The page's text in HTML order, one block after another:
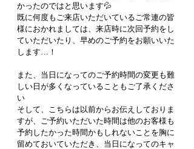
かったのではと思います💦
既に何度もご来店いただいているご常連の皆
様におかれましては、来店時に次回予約をし
ていただいたり、早めのご予約をお願いいた
します…！
また、当日になってのご予約時間の変更も難
しい日が多くなっていることもご了承くださ
い
そして、こちらは以前からお伝えしておりま
すが、ご予約いただいた時間は他のお客様も
予約したかった時間かもしれないことを胸に
留めておいていただき、当日になってのキャ